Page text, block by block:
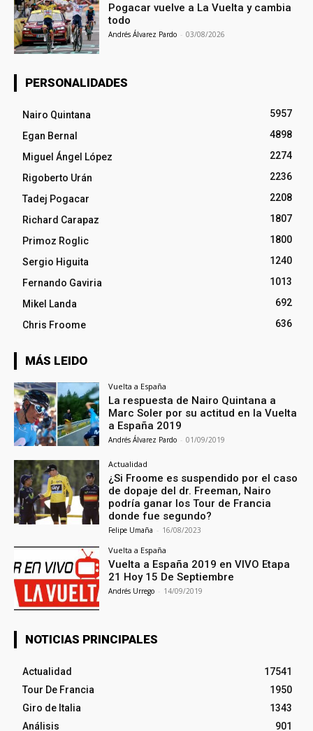
Pogacar vuelve a La Vuelta y cambia
todo
Andrés Álvarez Pardo - 03/08/2026
PERSONALIDADES
Nairo Quintana
5957
Egan Bernal
4898
Miguel Ángel López
2274
Rigoberto Urán
2236
Tadej Pogacar
2208
Richard Carapaz
1807
Primoz Roglic
1800
Sergio Higuita
1240
Fernando Gaviria
1013
Mikel Landa
692
Chris Froome
636
MÁS LEIDO
Vuelta a España
La respuesta de Nairo Quintana a
Marc Soler por su actitud en la Vuelta
a España 2019
Andrés Álvarez Pardo - 01/09/2019
Actualidad
¿Si Froome es suspendido por el caso
de dopaje del dr. Freeman, Nairo
podría ganar los Tour de Francia
donde fue segundo?
Felipe Umaña - 16/08/2023
Vuelta a España
Vuelta a España 2019 en VIVO Etapa
21 Hoy 15 De Septiembre
Andrés Urrego - 14/09/2019
NOTICIAS PRINCIPALES
Actualidad
17541
Tour De Francia
1950
Giro de Italia
1343
Análisis
901